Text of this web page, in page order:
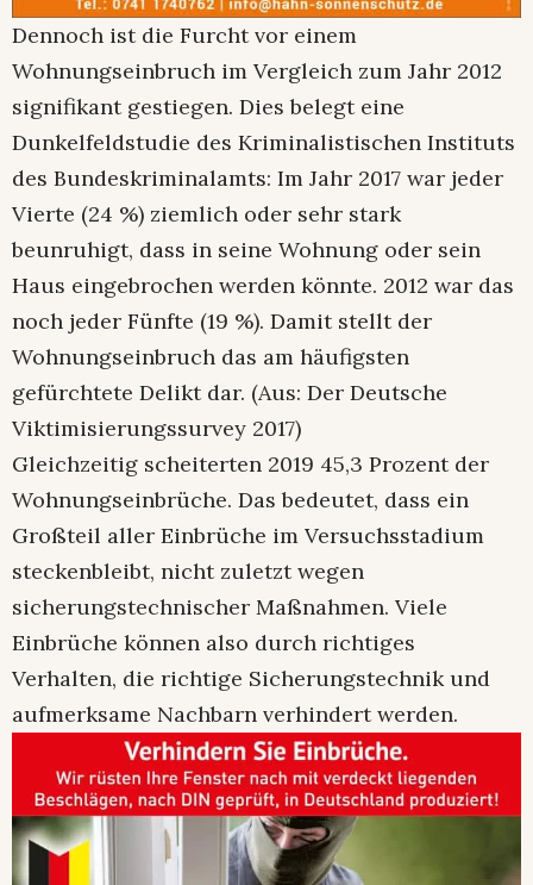
Dennoch ist die Furcht vor einem
Wohnungseinbruch im Vergleich zum Jahr 2012
signifikant gestiegen. Dies belegt eine
Dunkelfeldstudie des Kriminalistischen Instituts
des Bundeskriminalamts: Im Jahr 2017 war jeder
Vierte (24 %) ziemlich oder sehr stark
beunruhigt, dass in seine Wohnung oder sein
Haus eingebrochen werden könnte. 2012 war das
noch jeder Fünfte (19 %). Damit stellt der
Wohnungseinbruch das am häufigsten
gefürchtete Delikt dar. (Aus: Der Deutsche
Viktimisierungssurvey 2017)
Gleichzeitig scheiterten 2019 45,3 Prozent der
Wohnungseinbrüche. Das bedeutet, dass ein
Großteil aller Einbrüche im Versuchsstadium
steckenbleibt, nicht zuletzt wegen
sicherungstechnischer Maßnahmen. Viele
Einbrüche können also durch richtiges
Verhalten, die richtige Sicherungstechnik und
aufmerksame Nachbarn verhindert werden.